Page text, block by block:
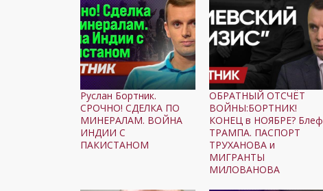
Руслан Бортник.
СРОЧНО! СДЕЛКА ПО
МИНЕРАЛАМ. ВОЙНА
ИНДИИ С
ПАКИСТАНОМ
ОБРАТНЫЙ ОТСЧЁТ
ВОЙНЫ:БОРТНИК!
КОНЕЦ в НОЯБРЕ? Блеф
ТРАМПА. ПАСПОРТ
ТРУХАНОВА и
МИГРАНТЫ
МИЛОВАНОВА